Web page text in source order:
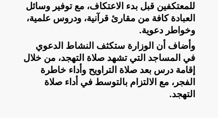
للمعتكفين قبل بدء الاعتكاف، مع توفير وسائل
العبادة كافة من مقارئ قرآنية، ودروس علمية،
وخواطر دعوية.
وأضاف أن الوزارة ستكثف النشاط الدعوي
في المساجد التي تشهد صلاة التهجد، من خلال
إقامة درس بعد صلاة التراويح وأداء خاطرة
الفجر، مع الالتزام بالتوسط في أداء صلاة
التهجد.